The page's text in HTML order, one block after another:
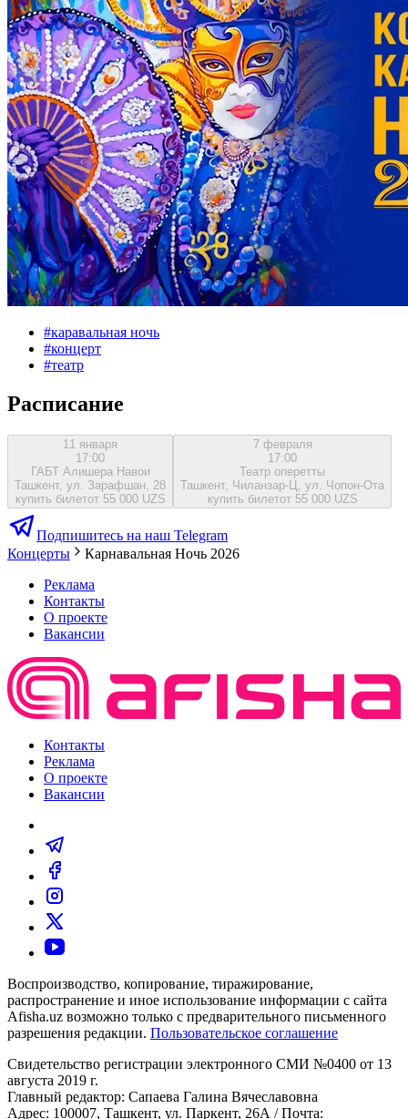
#каравальная ночь
#концерт
#театр
Расписание
11 января
17:00
ГАБТ Алишера Навои
Ташкент, ул. Зарафшан, 28
купить билетот 55 000 UZS
7 февраля
17:00
Театр оперетты
Ташкент, Чиланзар-Ц, ул. Чопон-Ота
купить билетот 55 000 UZS
Подпишитесь на наш Telegram
Концерты
Карнавальная Ночь 2026
Реклама
Контакты
О проекте
Вакансии
Контакты
Реклама
О проекте
Вакансии
Воспроизводство, копирование, тиражирование,
распространение и иное использование информации с сайта
Afisha.uz возможно только с предварительного письменного
разрешения редакции. Пользовательское соглашение
Свидетельство регистрации электронного СМИ №0400 от 13
августа 2019 г.
Главный редактор: Сапаева Галина Вячеславовна
Адрес: 100007, Ташкент, ул. Паркент, 26А / Почта: